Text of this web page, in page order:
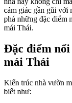
cảm giác gần gũi với
phá những đặc điểm
mái Thái.
Đặc điểm
mái Thái
Kiến trúc nhà vườn
biết như: